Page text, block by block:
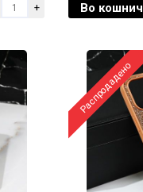
+ 350 ден
Во
Распродадено